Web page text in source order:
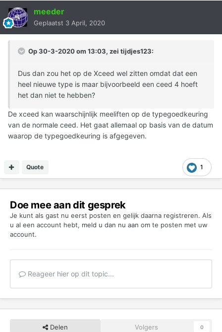
meeder
Geplaatst 3 April, 2020
Op 30-3-2020 om 13:03, zei tijdjes123:
Dus dan zou het op de Xceed wel zitten omdat dat een
heel nieuwe type is maar bijvoorbeeld een ceed 4 hoeft
het dan niet te hebben?
De xceed kan waarschijnlijk meeliften op de typegoedkeuring
van de normale ceed. Het gaat allemaal op basis van de datum
waarop de typegoedkeuring is afgegeven.
1
Quote
Doe mee aan dit gesprek
Je kunt als gast nu eerst posten en gelijk daarna registreren. Als
u al een account hebt, meld u dan nu aan om te posten met uw
account.
Reageer hier op dit topic...
Delen Volgers 0